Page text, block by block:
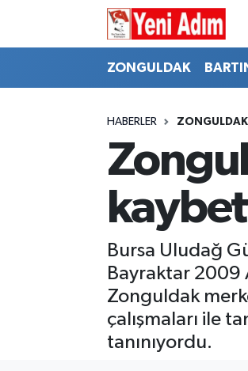
ZONGULDAK
HABERLER ZONGULDAK
Bursa Uludağ
Bayraktar 2009
Zonguldak
çalışmaları ile
tanınıyordu.
ZONGULDAK
ZONGULDAK
Zonguldak Hava Durumu
Süper Lig Puan Durumu ve Fikstür
Son Dakika Haberleri